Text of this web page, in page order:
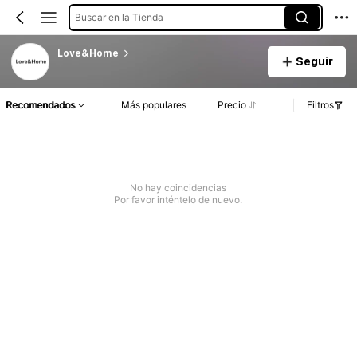
Buscar en la Tienda
Love&Home
Seguir
Recomendados Más populares Precio Filtros
No hay coincidencias
Por favor inténtelo de nuevo.